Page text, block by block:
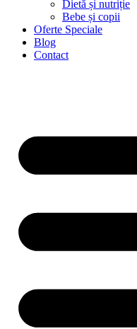
Dietă și nutriție
Bebe și copii
Oferte Speciale
Blog
Contact